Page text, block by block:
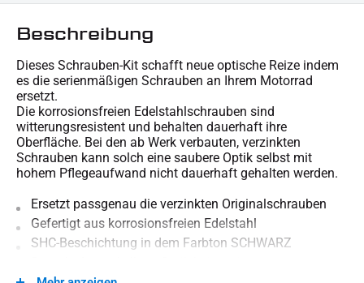
Beschreibung
Dieses Schrauben-Kit schafft neue optische Reize indem
es die serienmäßigen Schrauben an Ihrem Motorrad
ersetzt.
Die korrosionsfreien Edelstahlschrauben sind
witterungsresistent und behalten dauerhaft ihre
Oberfläche. Bei den ab Werk verbauten, verzinkten
Schrauben kann solch eine saubere Optik selbst mit
hohem Pflegeaufwand nicht dauerhaft gehalten werden.
Ersetzt passgenau die verzinkten Originalschrauben
Gefertigt aus korrosionsfreien Edelstahl
SHC-Beschichtung in dem Farbton SCHWARZ
Pflegeaufwand